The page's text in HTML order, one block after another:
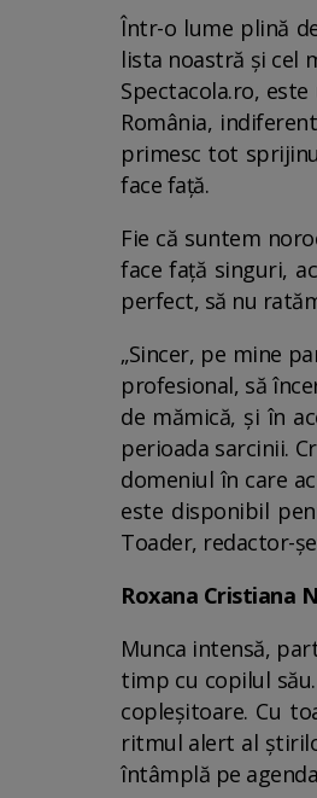
Într-o lume plină
lista noastră și cel
Spectacola.ro,
România,
primesc tot
face față.
Fie că suntem
face față singuri,
perfect, să nu
„Sincer, pe mine
profesional, să
de mămică, și în
perioada sarcinii.
domeniul în care
este disponibil
Toader, redactor-
Roxana Cristiana
Munca intensă,
timp cu copilul
copleșitoare. Cu
ritmul alert al
întâmplă pe